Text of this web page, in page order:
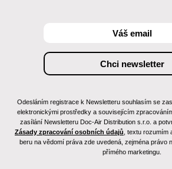
Odesláním registrace k Newsletteru souhlasím se
elektronickými prostředky a souvisejícím
zasílání Newsletteru Doc-Air Distribution s.r.o. a
Zásady zpracování osobních údajů , textu
beru na vědomí práva zde uvedená, zejména právo
přímého marketingu.